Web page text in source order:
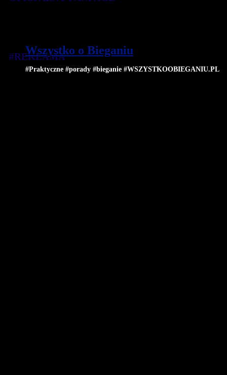
Wszystko o Bieganiu
#Praktyczne #porady #bieganie #WSZYSTKOOBIEGANIU.PL
#REKLAMA